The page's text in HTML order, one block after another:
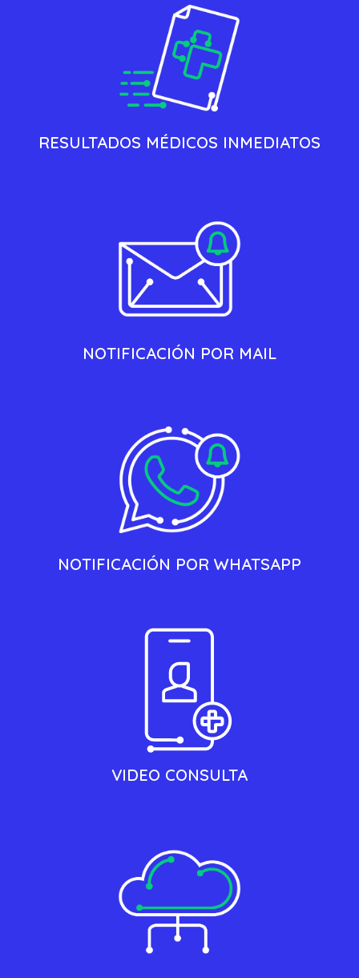
RESULTADOS MÉDICOS INMEDIATOS
NOTIFICACIÓN POR MAIL
NOTIFICACIÓN POR WHATSAPP
VIDEO CONSULTA